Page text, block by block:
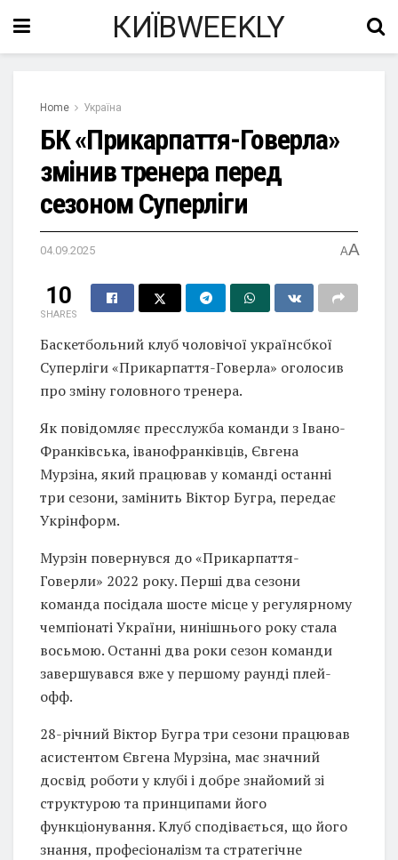
КИЇВWEEKLY
Home Україна
БК «Прикарпаття-Говерла»
змінив тренера перед
сезоном Суперліги
04.09.2025 AA
10
SHARES
Баскетбольний клуб чоловічої українсбкої
Суперліги «Прикарпаття-Говерла» оголосив
про зміну головного тренера.
Як повідомляє пресслужба команди з Івано-
Франківська, іванофранківців, Євгена
Мурзіна, який працював у команді останні
три сезони, замінить Віктор Бугра, передає
Укрінформ.
Мурзін повернувся до «Прикарпаття-
Говерли» 2022 року. Перші два сезони
команда посідала шосте місце у регулярному
чемпіонаті України, нинішнього року стала
восьмою. Останні два роки сезон команди
завершувався вже у першому раунді плей-
офф.
28-річний Віктор Бугра три сезони працював
асистентом Євгена Мурзіна, має значний
досвід роботи у клубі і добре знайомий зі
структурою та принципами його
функціонування. Клуб сподівається, що його
знання, професіоналізм та стратегічне